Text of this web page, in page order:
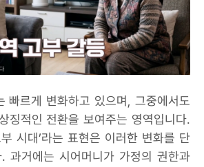
빠르게 변화하고 있으며, 그중에서도
징적인 전환을 보여주는 영역입니다.
시대’라는 표현은 이러한 변화를 단
과거에는 시어머니가 가정의 권한과